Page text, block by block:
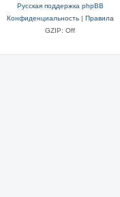
Русская поддержка phpBB
Конфиденциальность| Правила
GZIP: Off